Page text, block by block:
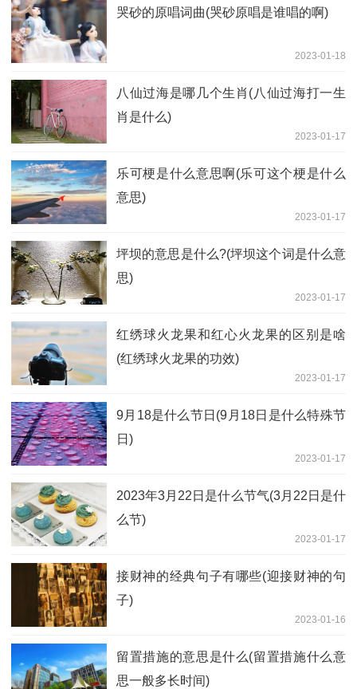
哭砂的原唱词曲(哭砂原唱是谁唱的啊)
2023-01-18
八仙过海是哪几个生肖(八仙过海打一生
肖是什么)
2023-01-17
乐可梗是什么意思啊(乐可这个梗是什么
意思)
2023-01-17
坪坝的意思是什么?(坪坝这个词是什么意
思)
2023-01-17
红绣球火龙果和红心火龙果的区别是啥
(红绣球火龙果的功效)
2023-01-17
9月18是什么节日(9月18日是什么特殊节
日)
2023-01-17
2023年3月22日是什么节气(3月22日是什
么节)
2023-01-17
接财神的经典句子有哪些(迎接财神的句
子)
2023-01-16
留置措施的意思是什么(留置措施什么意
思一般多长时间)